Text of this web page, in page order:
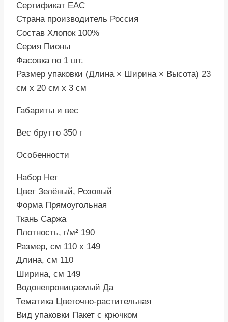
Сертификат ЕАС
Страна производитель Россия
Состав Хлопок 100%
Серия Пионы
Фасовка по 1 шт.
Размер упаковки (Длина × Ширина × Высота) 23
см х 20 см х 3 см
Габариты и вес
Вес брутто 350 г
Особенности
Набор Нет
Цвет Зелёный, Розовый
Форма Прямоугольная
Ткань Саржа
Плотность, г/м² 190
Размер, см 110 х 149
Длина, см 110
Ширина, см 149
Водонепроницаемый Да
Тематика Цветочно-растительная
Вид упаковки Пакет с крючком